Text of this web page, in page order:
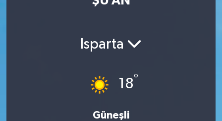
Isparta
18°
Güneşli